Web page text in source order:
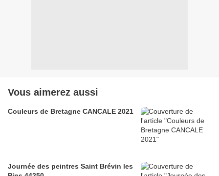
Vous aimerez aussi
Couleurs de Bretagne CANCALE 2021
Journée des peintres Saint Brévin les